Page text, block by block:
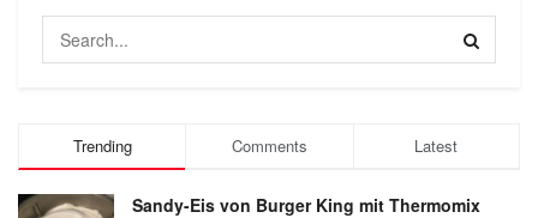
Trending Comments Latest
Sandy-Eis von Burger King mit Thermomix